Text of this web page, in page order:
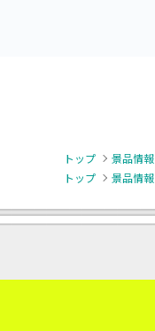
トップ 景品情報
トップ
景品情報